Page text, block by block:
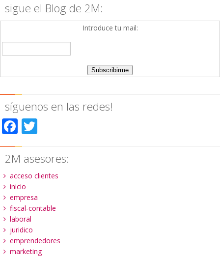
sigue el Blog de 2M:
Introduce tu mail:
síguenos en las redes!
Facebook
2M asesores:
acceso clientes
inicio
empresa
fiscal-contable
laboral
juridico
emprendedores
marketing